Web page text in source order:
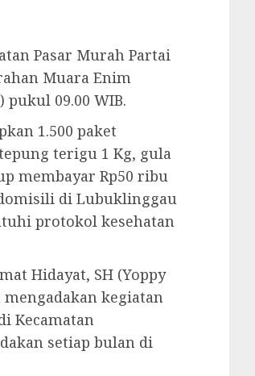
Pasar Murah Partai
Muara Enim
pukul 09.00 WIB.
1.500 paket
terigu 1 Kg, gula
membayar Rp50 ribu
di Lubuklinggau
protokol kesehatan
Hidayat, SH (Yoppy
kegiatan
Kecamatan
setiap bulan di